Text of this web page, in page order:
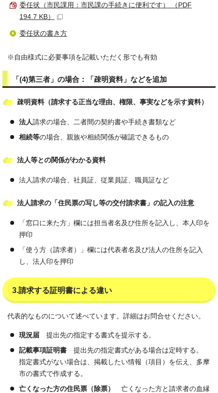
委任状（市民課用：市民課の手続きに便利です） （PDF
194.7 KB）
委任状の書き方
※自由様式に必要事項を記載いただく形でも有効
「(4)第三者」の場合：「疎明資料」などを追加
疎明資料（請求する正当な理由、権限、事実などを示す資料）
法人請求の場合、二者間の契約書や手続き書類など
相続等の場合、親族や相続関係が確認できるもの
法人等との関係がわかる資料
法人請求の場合、社員証、従業員証、職員証など
法人請求の「住民票の写し等の交付請求書」の記入の注意
「窓口に来た方」欄には担当者名及び住所を記入し、本人印を
押印
「使う方（請求者）」欄には代表者名及び法人の住所を記入
し、法人印を押印
3.請求する証明書による違い
代表的なものについて述べています。詳細はお問合せください。
現況届 提出先の指定する書式を提示する。
記載事項証明書 提出先の指定書式がある場合は定時する。
指定書式がない場合は、掲載したい情報（項目）を伝え、多摩
市の書式で作成する。
亡くなった方の住民票（除票）
亡くなった方と請求者の血縁